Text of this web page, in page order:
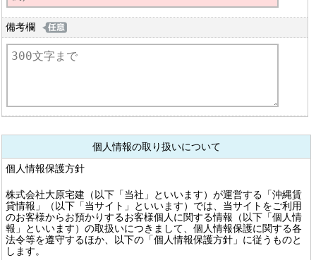
備考欄
個人情報の取り扱いについて
個人情報保護方針
株式会社大原宅建（以下「当社」といいます）が運営する「沖縄賃
貸情報」（以下「当サイト」といいます）では、当サイトをご利用
のお客様からお預かりするお客様個人に関する情報（以下「個人情
報」といいます）の取扱いにつきまして、個人情報保護に関する各
法令等を遵守するほか、以下の「個人情報保護方針」に従うものと
します。